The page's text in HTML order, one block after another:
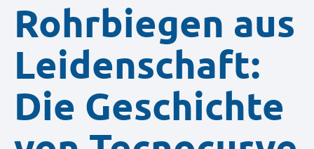
Rohrbiegen aus
Leidenschaft:
Die Geschichte